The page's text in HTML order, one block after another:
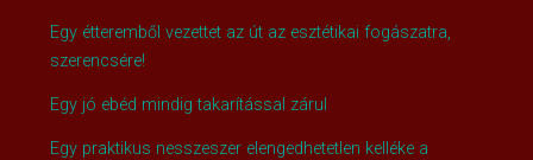
Egy étteremből vezettet az út az esztétikai fogászatra,
szerencsére!
Egy jó ebéd mindig takarítással zárul
Egy praktikus nesszeszer elengedhetetlen kelléke a